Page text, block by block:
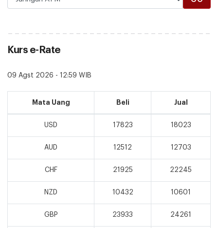
Kurs e-Rate
09 Agst 2026 - 12:59 WIB
Mata Uang Beli Jual
USD 17823 18023
AUD 12512 12703
CHF 21925 22245
NZD 10432 10601
GBP 23933 24261